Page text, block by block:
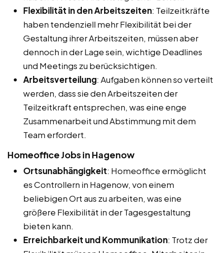
Flexibilität in den Arbeitszeiten: Teilzeitkräfte
haben tendenziell mehr Flexibilität bei der
Gestaltung ihrer Arbeitszeiten, müssen aber
dennoch in der Lage sein, wichtige Deadlines
und Meetings zu berücksichtigen.
Arbeitsverteilung: Aufgaben können so verteilt
werden, dass sie den Arbeitszeiten der
Teilzeitkraft entsprechen, was eine enge
Zusammenarbeit und Abstimmung mit dem
Team erfordert.
Homeoffice Jobs in Hagenow
Ortsunabhängigkeit: Homeoffice ermöglicht
es Controllern in Hagenow, von einem
beliebigen Ort aus zu arbeiten, was eine
größere Flexibilität in der Tagesgestaltung
bieten kann.
Erreichbarkeit und Kommunikation: Trotz der